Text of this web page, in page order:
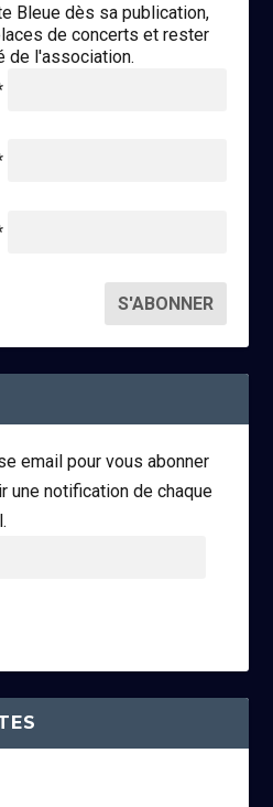
Bleue dès sa publication,
de concerts et rester
de l'association.
email pour vous abonner
une notification de chaque